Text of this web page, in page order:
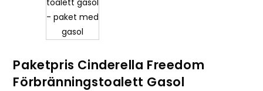
Paketpris Cinderella Freedom
Förbränningstoalett Gasol